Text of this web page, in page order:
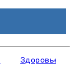
Здоровье